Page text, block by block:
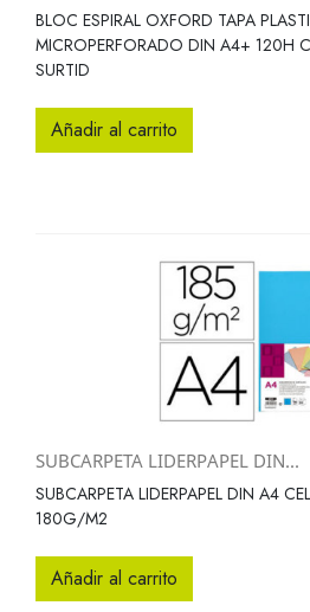
BLOC ESPIRAL OXFORD TAPA
MICROPERFORADO DIN A4+ 120H
SURTID
Añadir al carrito
SUBCARPETA LIDERPAPEL DIN...
SUBCARPETA LIDERPAPEL DIN A4
180G/M2
Añadir al carrito